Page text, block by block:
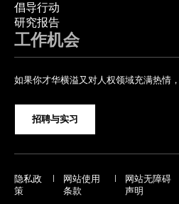
倡导行动
研究报告
工作机会
如果你才华横溢又对人权领域充满热情
招聘与实习
隐私政
策
网站使用
条款
网站无障碍
声明